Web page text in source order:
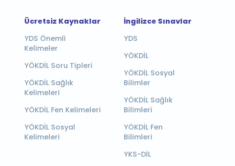
Ücretsiz Kaynaklar
YDS Önemli
Kelimeler
YÖKDİL Soru Tipleri
YÖKDİL Sağlık
Kelimeleri
YÖKDİL Fen Kelimeleri
YÖKDİL Sosyal
Kelimeleri
İngilizce Sınavlar
YDS
YÖKDİL
YÖKDİL Sosyal
Bilimler
YÖKDİL Sağlık
Bilimleri
YÖKDİL Fen
Bilimleri
YKS-DİL